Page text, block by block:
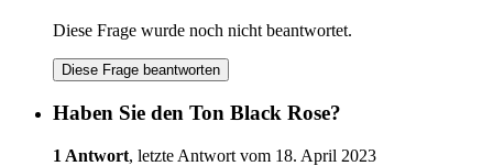
Diese Frage wurde noch nicht beantwortet.
Diese Frage beantworten
Haben Sie den Ton Black Rose?
1 Antwort, letzte Antwort vom 18. April 2023